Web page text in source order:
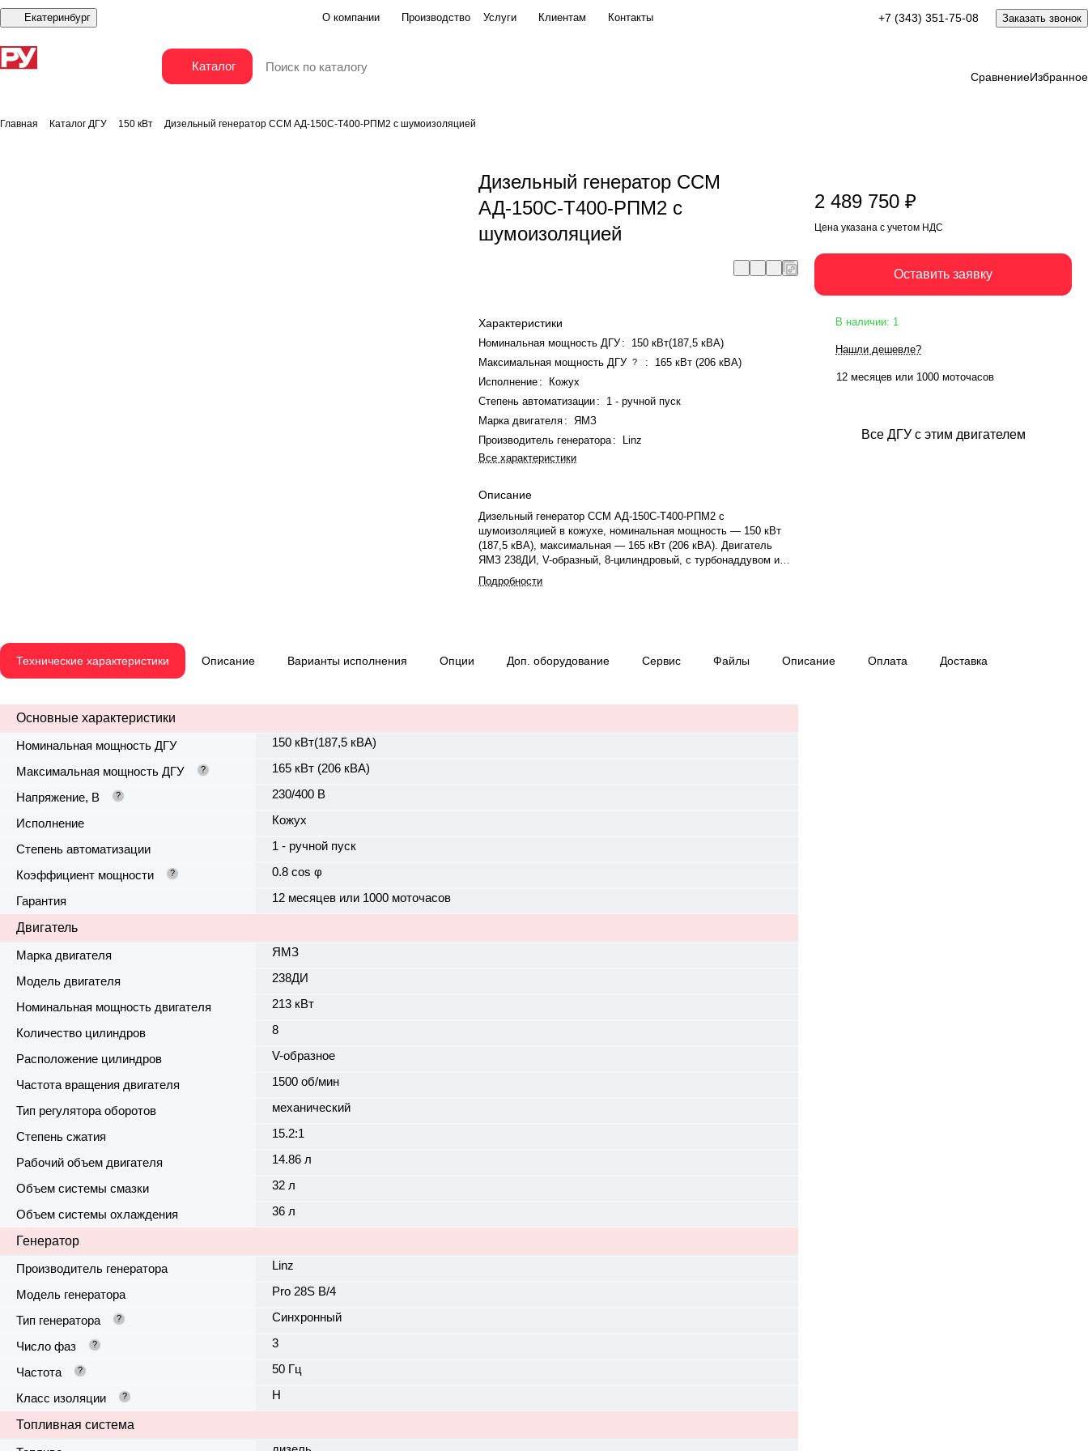
Екатеринбург О компании Производство Услуги Клиентам Контакты +7 (343) 351-75-08 Заказать звонок
Каталог
СравнениеИзбранное
Главная Каталог ДГУ 150 кВт Дизельный генератор ССМ АД-150С-Т400-РПМ2 с шумоизоляцией
Дизельный генератор ССМ
АД-150С-Т400-РПМ2 с
шумоизоляцией
Дизельный генератор ССМ АД-150С-Т400-РПМ2 с шумоизоляцией Оставить заявку
Характеристики
Номинальная мощность ДГУ:
150 кВт(187,5 кВА)
Максимальная мощность ДГУ ? :
165 кВт (206 кВА)
Исполнение :
Кожух
Степень автоматизации :
1 - ручной пуск
Марка двигателя :
ЯМЗ
Производитель генератора:
Linz
Все характеристики
Описание
Дизельный генератор ССМ АД-150С-Т400-РПМ2 с
шумоизоляцией в кожухе, номинальная мощность — 150 кВт
(187,5 кВА), максимальная — 165 кВт (206 кВА). Двигатель
ЯМЗ 238ДИ, V-образный, 8-цилиндровый, с турбонаддувом и
механическим регулятором. Номинальная мощность двигателя
— 213 кВт, рабочий объем — 14,86 л. Система охлаждения —
нагрузке — 34,6 л/ч. Время автономной работы — 8,6 ч.
габариты: 3100×1350×2220 мм. Производство: Россия, гарантия
Подробности
2 489 750 ₽
Цена указана с учетом НДС
Оставить заявку
В наличии: 1
Нашли дешевле?
12 месяцев или 1000 моточасов
Все ДГУ с этим двигателем
Технические характеристики Описание Варианты исполнения Опции Доп. оборудование Сервис Файлы Описание Оплата Доставка
Основные характеристики
Номинальная мощность ДГУ
150 кВт(187,5 кВА)
Максимальная мощность ДГУ ? 165 кВт (206 кВА)
Напряжение, В ? 230/400 В
Исполнение Кожух
Степень автоматизации 1 - ручной пуск
Коэффициент мощности ? 0.8 cos φ
Гарантия 12 месяцев или 1000 моточасов
Двигатель
Марка двигателя
ЯМЗ
Модель двигателя 238ДИ
Номинальная мощность двигателя 213 кВт
Количество цилиндров 8
Расположение цилиндров V-образное
Частота вращения двигателя 1500 об/мин
Тип регулятора оборотов механический
Степень сжатия 15.2:1
Рабочий объем двигателя 14.86 л
Объем системы смазки 32 л
Объем системы охлаждения 36 л
Генератор
Производитель генератора
Linz
Модель генератора Pro 28S B/4
Тип генератора ? Синхронный
Число фаз ? 3
Частота ? 50 Гц
Класс изоляции ? H
Топливная система